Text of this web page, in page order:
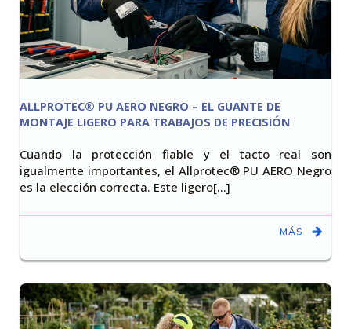
ALLPROTEC® PU AERO NEGRO – EL GUANTE DE
MONTAJE LIGERO PARA TRABAJOS DE PRECISIÓN
Cuando la protección fiable y el tacto real son
igualmente importantes, el Allprotec® PU AERO Negro
es la elección correcta. Este ligero[…]
MÁS